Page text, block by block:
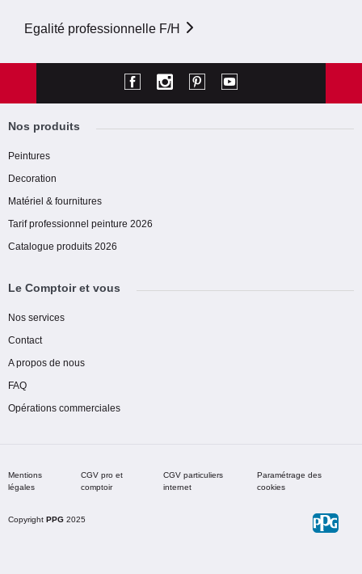
Egalité professionnelle F/H
Nos produits
Peintures
Decoration
Matériel & fournitures
Tarif professionnel peinture 2026
Catalogue produits 2026
Le Comptoir et vous
Nos services
Contact
A propos de nous
FAQ
Opérations commerciales
Mentions
légales
CGV pro et
comptoir
CGV particuliers
internet
Paramétrage des
cookies
Copyright PPG 2025